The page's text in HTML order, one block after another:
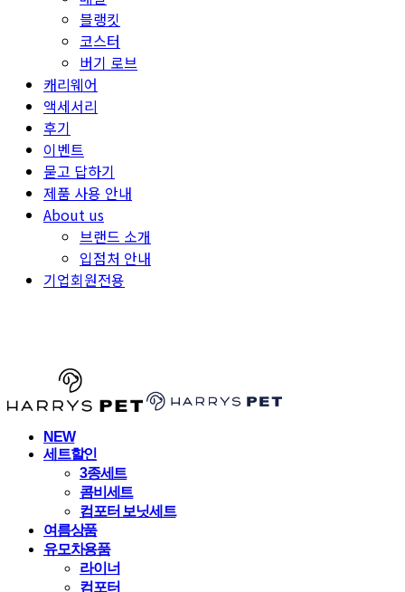
블랭킷
코스터
버기 로브
캐리웨어
액세서리
후기
이벤트
묻고 답하기
제품 사용 안내
About us
브랜드 소개
입점처 안내
기업회원전용
NEW
세트할인
3종세트
콤비세트
컴포터 보닛세트
여름상품
유모차용품
라이너
컴포터